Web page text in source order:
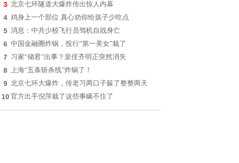
3 北京七环隧道大爆炸传出惊人内幕
4 鸡身上一个部位 真心劝你给孩子少吃点
5 消息：中共少校飞行员驾机自戕身亡
6 中国金融圈炸锅，投行“第一美女”栽了
7 习家“储君”出事？皇侄齐明正突然消失
8 上海“五条斩杀线”炸锅了！
9 北京七环大爆炸，传老习两口子躲了整整两天
10 官方出手倪萍栽了这些事瞒不住了